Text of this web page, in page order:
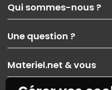
Qui sommes-nous ?
Nos services
Les magasins Materiel.net
Nos solutions pour les pros
Contactez-nous
Une question ?
Paiement, livraison
Garanties,Pack Zen
Materiel.net & vous
On répare votre PC portable